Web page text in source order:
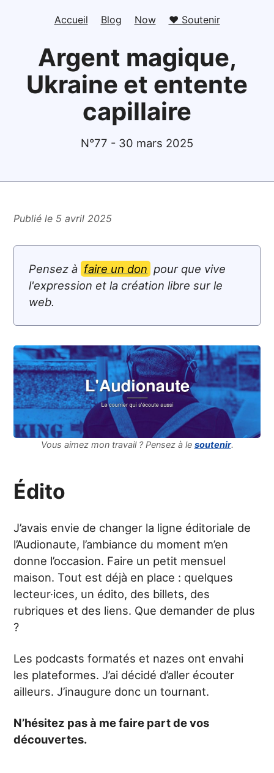
Accueil Blog Now ❤️ Soutenir
Argent magique,
Ukraine et entente
capillaire
N°77 - 30 mars 2025
Publié le 5 avril 2025
Pensez à faire un don pour que vive
l'expression et la création libre sur le
web.
Vous aimez mon travail ? Pensez à le soutenir.
Édito
J’avais envie de changer la ligne éditoriale de
l’Audionaute, l’ambiance du moment m’en
donne l’occasion. Faire un petit mensuel
maison. Tout est déjà en place : quelques
lecteur·ices, un édito, des billets, des
rubriques et des liens. Que demander de plus
?
Les podcasts formatés et nazes ont envahi
les plateformes. J’ai décidé d’aller écouter
ailleurs. J’inaugure donc un tournant.
N’hésitez pas à me faire part de vos
découvertes.